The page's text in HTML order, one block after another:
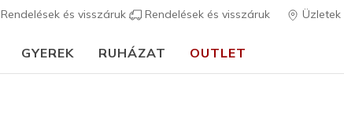
Rendelések és visszáruk Rendelések és visszáruk Üzletek
GYEREK RUHÁZAT OUTLET